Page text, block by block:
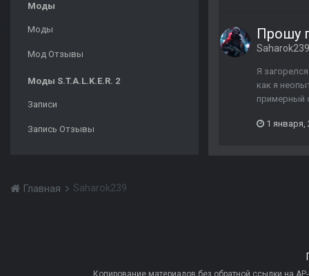
Моды
Моды
Мод Отзывы
Моды S.T.A.L.K.E.R. 2
Записи
Запись Отзывы
Прошу
Saharok239
Я
как я
примерный
1 января,
Главная Saharok239
Копирование материалов без обратной ссылки на